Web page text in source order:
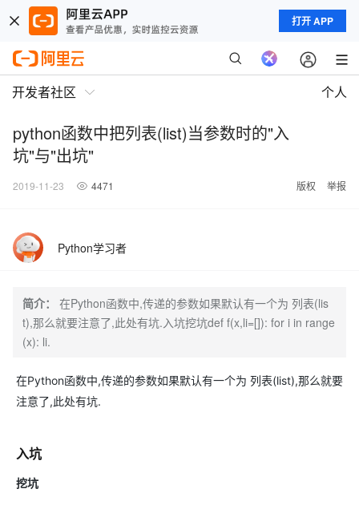
打开 APP
开发者社区 个人
python函数中把列表(list)当参数时的"入
坑"与"出坑"
2019-11-23 4471 版权 举报
Python学习者
简介：
在Python函数中,传递的参数如果默认有一个为 列表(lis
t),那么就要注意了,此处有坑.入坑挖坑def f(x,li=[]): for i in range
(x): li.
在Python函数中,传递的参数如果默认有一个为 列表(list),那么就要
注意了,此处有坑.
入坑
挖坑